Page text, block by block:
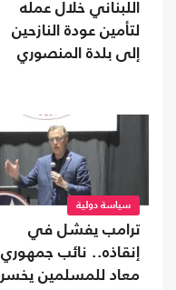
اللبناني خلال عمله
لتأمين عودة النازحين
إلى بلدة المنصوري
سياسة دولية
ترامب يفشل في
إنقاذه.. نائب جمهوري
معاد للمسلمين يخسر